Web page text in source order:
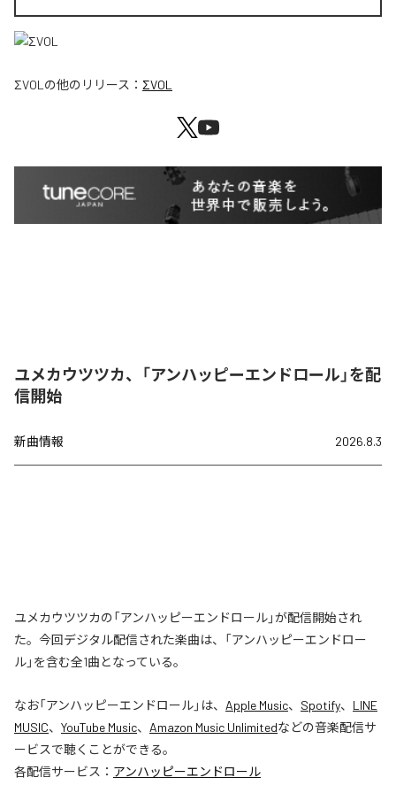
ΣVOL の他のリリース： ΣVOL
ユメカウツツカ、「アンハッピーエンドロール」を配
信開始
新曲情報 2026.8.3
ユメカウツツカの「アンハッピーエンドロール」が配信開始され
た。今回デジタル配信された楽曲は、「アンハッピーエンドロー
ル」を含む全1曲となっている。
なお「アンハッピーエンドロール」は、 Apple Music、 Spotify、 LINE
MUSIC、 YouTube Music、 Amazon Music Unlimitedなどの音楽配信サ
ービスで聴くことができる。
各配信サービス： アンハッピーエンドロール